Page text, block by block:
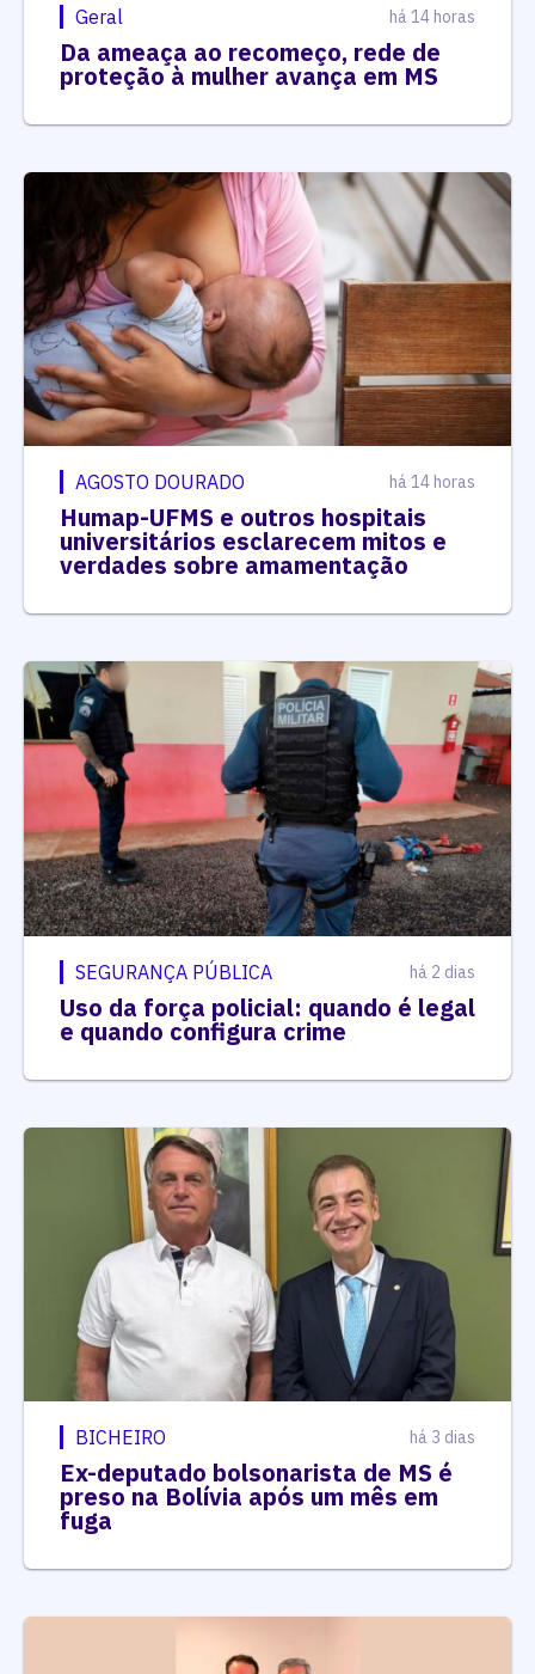
Geral há 14 horas
Da ameaça ao recomeço, rede de
proteção à mulher avança em MS
AGOSTO DOURADO há 14 horas
Humap-UFMS e outros hospitais
universitários esclarecem mitos e
verdades sobre amamentação
SEGURANÇA PÚBLICA há 2 dias
Uso da força policial: quando é legal
e quando configura crime
BICHEIRO há 3 dias
Ex-deputado bolsonarista de MS é
preso na Bolívia após um mês em
fuga